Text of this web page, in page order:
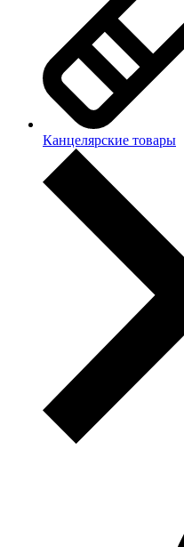
Канцелярские товары